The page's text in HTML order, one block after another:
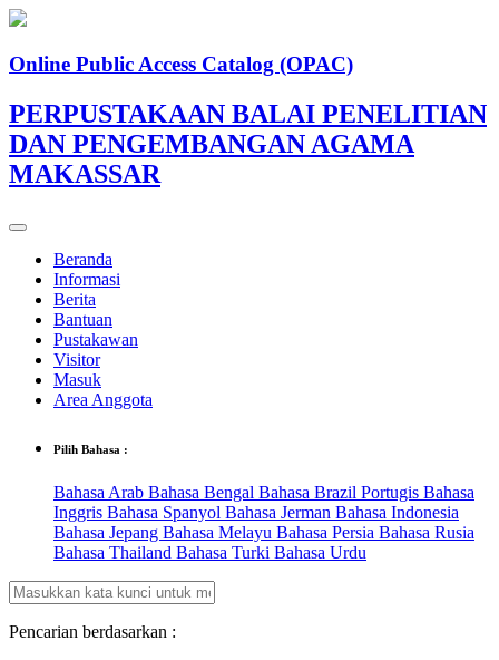
Online Public Access Catalog (OPAC)
PERPUSTAKAAN BALAI PENELITIAN
DAN PENGEMBANGAN AGAMA
MAKASSAR
Beranda
Informasi
Berita
Bantuan
Pustakawan
Visitor
Masuk
Area Anggota
Pilih Bahasa :
Bahasa Arab Bahasa Bengal Bahasa Brazil Portugis Bahasa
Inggris Bahasa Spanyol Bahasa Jerman Bahasa Indonesia
Bahasa Jepang Bahasa Melayu Bahasa Persia Bahasa Rusia
Bahasa Thailand Bahasa Turki Bahasa Urdu
Pencarian berdasarkan :